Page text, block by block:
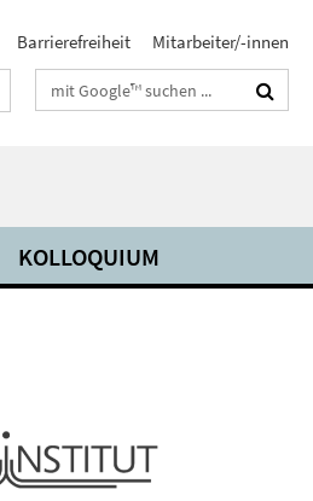
Barrierefreiheit Mitarbeiter/-innen
Suchbegriffe
KOLLOQUIUM